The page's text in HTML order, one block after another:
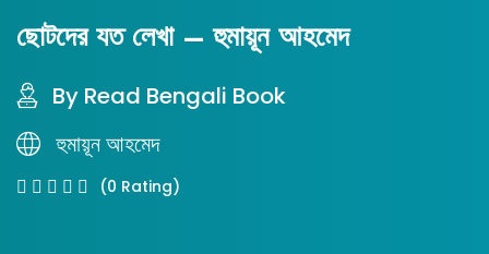
ছোটদের যত লেখা – হুমায়ূন আহমেদ
By Read Bengali Book
হুমায়ূন আহমেদ
(0 Rating)
Remember me